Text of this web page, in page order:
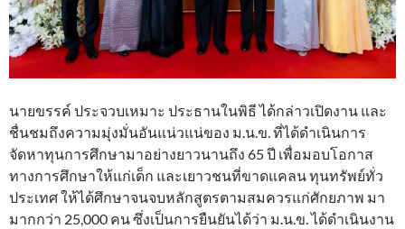
นายขรรค์ ประจวบเหมาะ ประธานในพิธี ได้กล่าวเปิดงาน และ
ชื่นชมถึงความมุ่งมั่นอันแน่วแน่ของ ม.น.ข. ที่ได้ดำเนินการ
จัดหาทุนการศึกษามาอย่างยาวนานถึง 65 ปี เพื่อมอบโอกาส
ทางการศึกษาให้แก่เด็ก และเยาวชนที่ขาดแคลน ทุนทรัพย์ทั่ว
ประเทศ ให้ได้ศึกษาจนจบหลักสูตรตามสมควรแก่ศักยภาพ มา
มากกว่า 25,000 คน ซึ่งเป็นการยืนยันได้ว่า ม.น.ข. ได้ดำเนินงาน